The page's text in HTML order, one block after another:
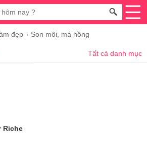
đẹp Son môi, má hồng
Tất cả danh mục
Riche